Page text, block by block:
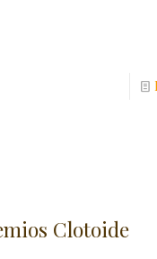
Clotoide